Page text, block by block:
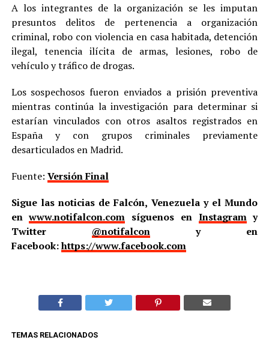
A los integrantes de la organización se les imputan
presuntos delitos de pertenencia a organización
criminal, robo con violencia en casa habitada, detención
ilegal, tenencia ilícita de armas, lesiones, robo de
vehículo y tráfico de drogas.
Los sospechosos fueron enviados a prisión preventiva
mientras continúa la investigación para determinar si
estarían vinculados con otros asaltos registrados en
España y con grupos criminales previamente
desarticulados en Madrid.
Fuente: Versión Final
Sigue las noticias de Falcón, Venezuela y el Mundo
enwww.notifalcon.com síguenos en Instagramy
Twitter @notifalcony en
Facebook:https://www.facebook.com
TEMAS RELACIONADOS